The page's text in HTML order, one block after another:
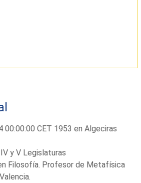
00:00:00 CET 1953 en Algeciras
y V Legislaturas
Filosofía. Profesor de Metafísica